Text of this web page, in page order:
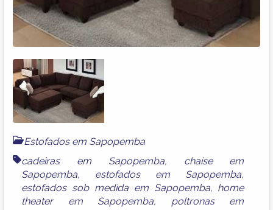
Estofados em Sapopemba
cadeiras em Sapopemba, chaise em
Sapopemba, estofados em Sapopemba,
estofados sob medida em Sapopemba, home
theater em Sapopemba, poltronas em